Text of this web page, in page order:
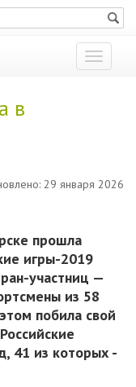
Показать
меню
в
29 января 2026
прошла
игры-2019
участниц —
из 58
побила свой
41 из которых -